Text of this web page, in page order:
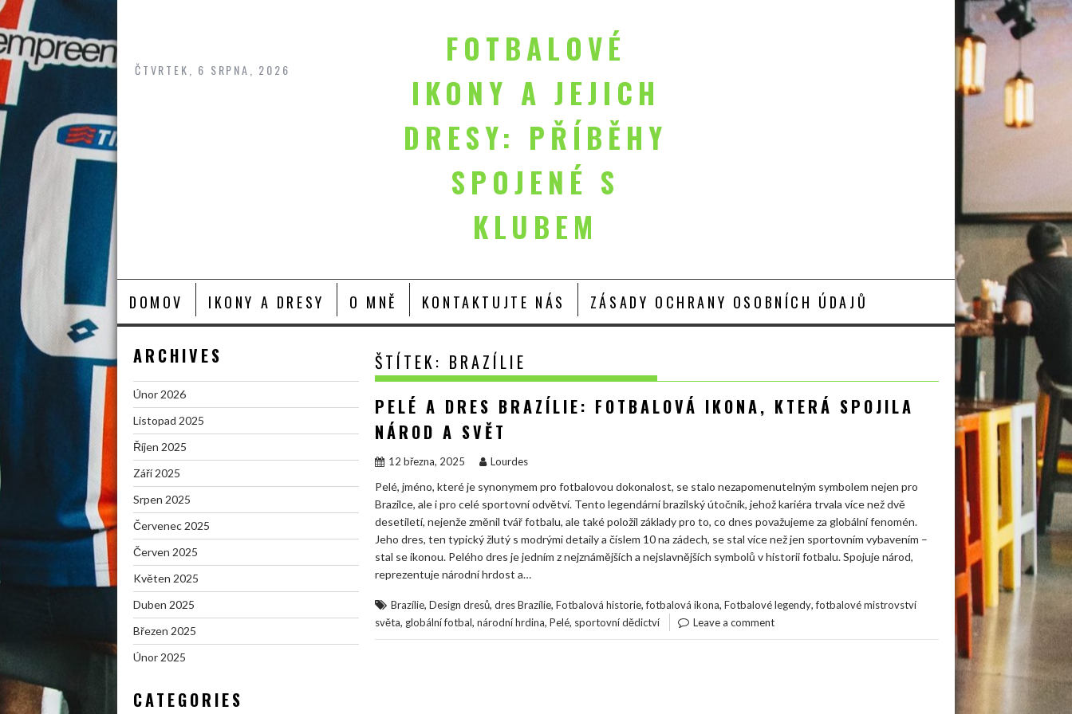
content
ČTVRTEK, 6 SRPNA, 2026
FOTBALOVÉ
IKONY A JEJICH
DRESY: PŘÍBĚHY
SPOJENÉ S
KLUBEM
DOMOV IKONY A DRESY O MNĚ KONTAKTUJTE NÁS ZÁSADY OCHRANY OSOBNÍCH ÚDAJŮ
ŠTÍTEK: BRAZÍLIE
PELÉ A DRES BRAZÍLIE: FOTBALOVÁ IKONA, KTERÁ SPOJILA
NÁROD A SVĚT
12 března, 2025 Lourdes
Pelé, jméno, které je synonymem pro fotbalovou dokonalost, se stalo nezapomenutelným symbolem nejen pro
Brazilce, ale i pro celé sportovní odvětví. Tento legendární brazilský útočník, jehož kariéra trvala více než dvě
desetiletí, nejenže změnil tvář fotbalu, ale také položil základy pro to, co dnes považujeme za globální fenomén.
Jeho dres, ten typický žlutý s modrými detaily a číslem 10 na zádech, se stal více než jen sportovním vybavením –
stal se ikonou. Pelého dres je jedním z nejznámějších a nejslavnějších symbolů v historii fotbalu. Spojuje národ,
reprezentuje národní hrdost a…
Brazílie, Design dresů, dres Brazílie, Fotbalová historie,fotbalová ikona, Fotbalové legendy,fotbalové mistrovství
světa, globální fotbal, národní hrdina, Pelé, sportovní dědictví Leave a comment
ARCHIVES
Únor 2026
Listopad 2025
Říjen 2025
Září 2025
Srpen 2025
Červenec 2025
Červen 2025
Květen 2025
Duben 2025
Březen 2025
Únor 2025
CATEGORIES